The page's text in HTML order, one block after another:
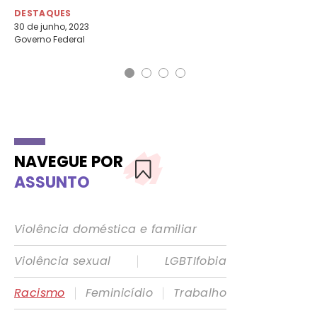
DESTAQUES
30 de junho, 2023
Governo Federal
NAVEGUE POR
ASSUNTO
Violência doméstica e familiar
Violência sexual
|
LGBTIfobia
Racismo
| Feminicídio |
Trabalho